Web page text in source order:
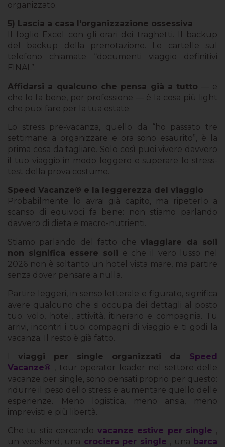
organizzato.
5) Lascia a casa l'organizzazione ossessiva
Il foglio Excel con gli orari dei traghetti. Il backup
del backup della prenotazione. Le cartelle sul
telefono chiamate “documenti viaggio definitivi
FINAL”.
Affidarsi a qualcuno che pensa già a tutto — e
che lo fa bene, per professione — è la cosa più light
che puoi fare per la tua estate.
Lo stress pre-vacanza, quello da “ho passato tre
settimane a organizzare e ora sono esaurito”, è la
prima cosa da tagliare. Solo così puoi vivere davvero
il tuo viaggio in modo leggero e superare lo stress-
test della prova costume.
Speed Vacanze® e la leggerezza del viaggio
Probabilmente lo avrai già capito, ma ripeterlo a
scanso di equivoci fa bene: non stiamo parlando
davvero di dieta e macro-nutrienti.
Stiamo parlando del fatto cheviaggiare da soli
non significa essere soli e che il vero lusso nel
2026 non è soltanto un hotel vista mare, ma partire
senza dover pensare a nulla.
Partire leggeri, in senso letterale e figurato, significa
avere qualcuno che si occupa dei dettagli al posto
tuo: volo, hotel, attività, itinerario e compagnia. Tu
arrivi, incontri i tuoi compagni di viaggio e ti godi la
vacanza. Il resto è già fatto.
I viaggi per single organizzati da Speed
Vacanze® , tour operator leader nel settore delle
vacanze per single, sono pensati proprio per questo:
ridurre il peso dello stress e aumentare quello delle
esperienze. Meno logistica, meno ansia, meno
imprevisti e più libertà.
Che tu stia cercando vacanze estive per single ,
un weekend, una crociera per single , una barca